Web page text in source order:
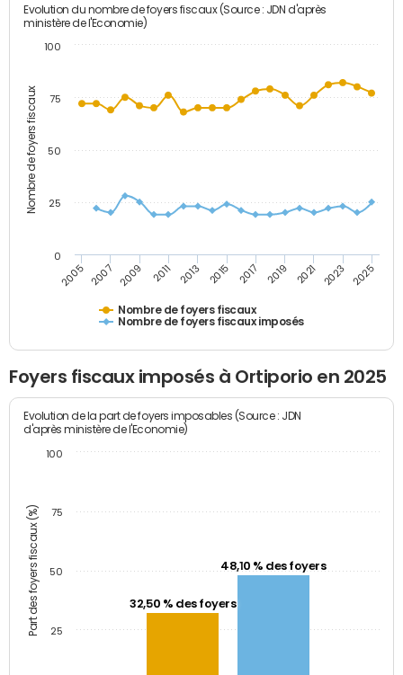
Nombre de foyers fiscaux
Evolution du nombre de foyers fiscaux (Source : JDN d'après
ministère de l'Economie)
Nombre de foyers fiscaux
Nombre de foyers fiscaux imposés
2005 2007 2009 2011 2013 2015 2017 2019 2021 2023 2025
0
25
50
75
100
Foyers fiscaux imposés à Ortiporio en 2025
Part des foyers fiscaux (%)
Evolution de la part de foyers imposables (Source : JDN
d'après ministère de l'Economie)
32,50 % des foyers
48,10 % des foyers
25
50
75
100